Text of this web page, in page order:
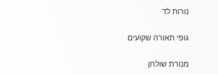
נורות לד
גופי תאורה שקועים
מנורת שולחן